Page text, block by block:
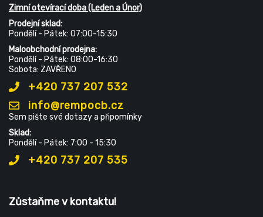
Zimní otevírací doba (Leden a Únor)
Prodejní sklad:
Pondělí - Pátek: 07:00-15:30
Maloobchodní prodejna:
Pondělí - Pátek: 08:00-16:30
Sobota: ZAVŘENO
+420 737 207 532
info@rempocb.cz
Sem pište své dotazy a připomínky
Sklad:
Pondělí - Pátek: 7:00 - 15:30
+420 737 207 535
Zůstaňme v kontaktu!